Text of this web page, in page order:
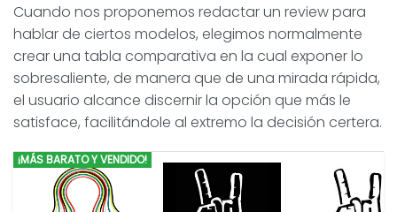
Cuando nos proponemos redactar un review para
hablar de ciertos modelos, elegimos normalmente
crear una tabla comparativa en la cual exponer lo
sobresaliente, de manera que de una mirada rápida,
el usuario alcance discernir la opción que más le
satisface, facilitándole al extremo la decisión certera.
¡MÁS BARATO Y VENDIDO!